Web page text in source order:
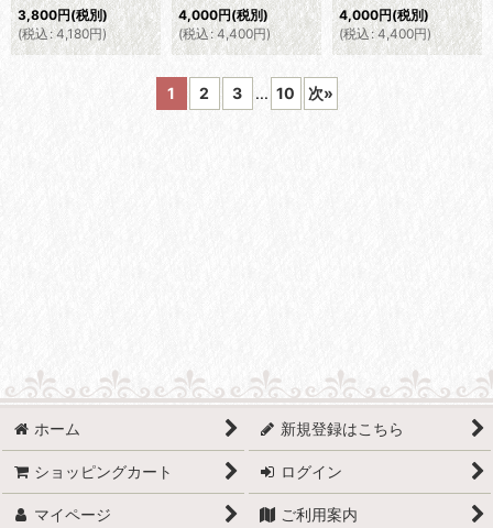
3,800円(税別)
(税込 : 4,180円)
4,000円(税別)
(税込: 4,400円)
4,000円(税別)
(税込: 4,400円)
1 2 3 ... 10 次»
ホーム 新規登録はこちら
ショッピングカート ログイン
マイページ ご利用案内